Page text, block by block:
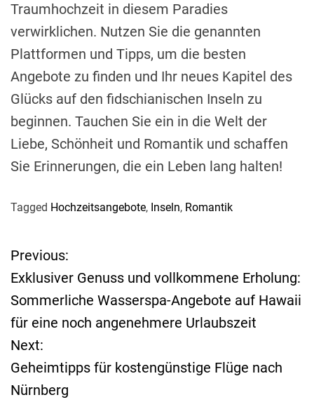
Traumhochzeit in diesem Paradies
verwirklichen. Nutzen Sie die genannten
Plattformen und Tipps, um die besten
Angebote zu finden und Ihr neues Kapitel des
Glücks auf den fidschianischen Inseln zu
beginnen. Tauchen Sie ein in die Welt der
Liebe, Schönheit und Romantik und schaffen
Sie Erinnerungen, die ein Leben lang halten!
Tagged Hochzeitsangebote, Inseln, Romantik
B
e
i
t
r
Previous:
Exklusiver Genuss und vollkommene Erholung:
Sommerliche Wasserspa-Angebote auf Hawaii
für eine noch angenehmere Urlaubszeit
Next:
Geheimtipps für kostengünstige Flüge nach
Nürnberg